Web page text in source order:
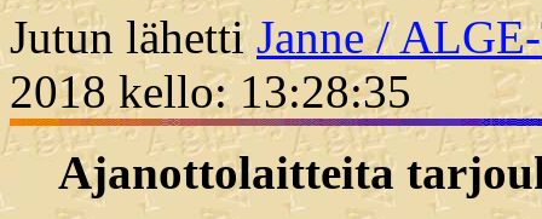
Jutun lähetti Janne /
2018 kello: 13:28:35
Ajanottolaitteita